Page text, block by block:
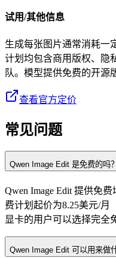
试用/其他信息
生成每张图片通常消耗一
计划均包含商用版权、隐
队。模型提供免费的开源
查看官方定价
常见问题
Qwen Image Edit 是免费的吗？
Qwen Image Edit 提供免
费计划起价为8.25美元/月
显卡的用户可以选择完全
Qwen Image Edit 可以用来做